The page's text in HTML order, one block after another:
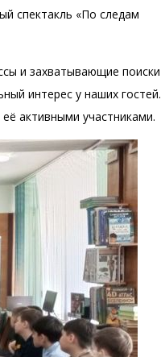
спектакль «По следам
и захватывающие поиски
интерес у наших гостей.
активными участниками.